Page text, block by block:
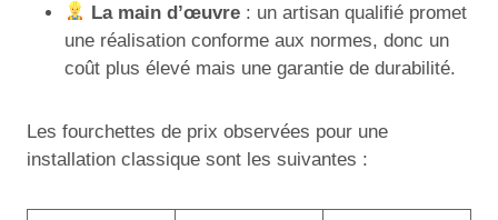
La main d’œuvre : un artisan qualifié promet
une réalisation conforme aux normes, donc un
coût plus élevé mais une garantie de durabilité.
Les fourchettes de prix observées pour une
installation classique sont les suivantes :